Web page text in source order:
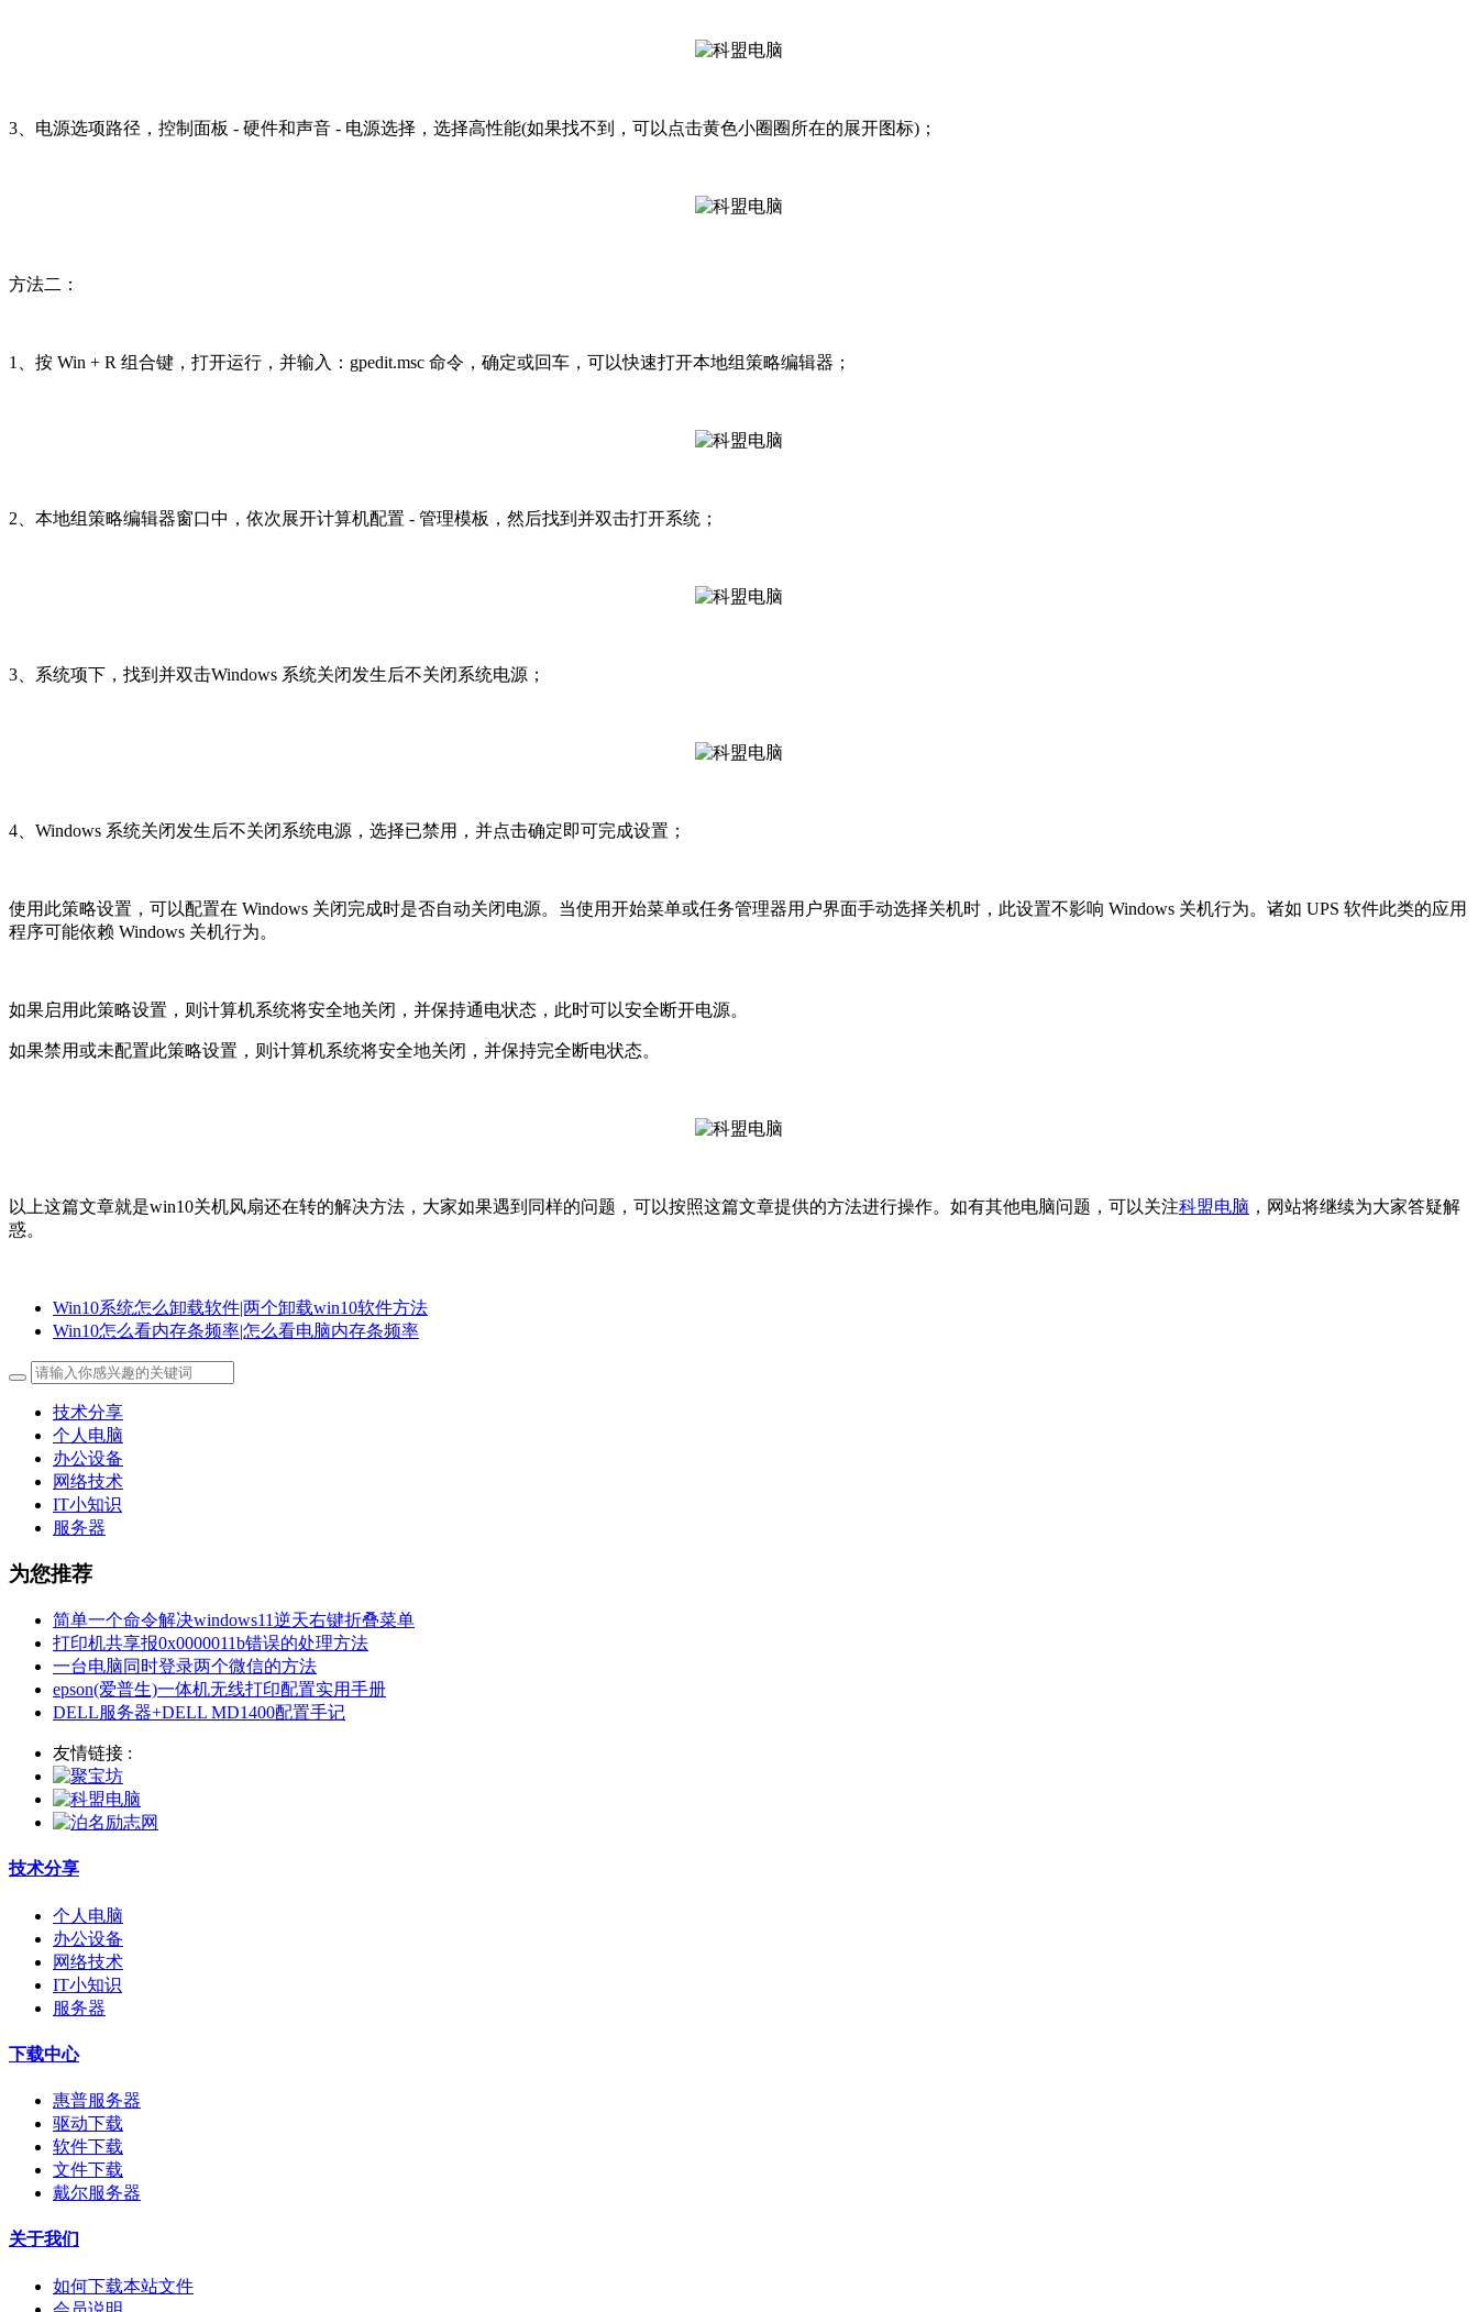
3、电源选项路径，控制面板 - 硬件和声音 - 电源选择，选择高性能(如果找不到，可以点击黄色小圈圈所在的展开图标)；
方法二：
1、按 Win + R 组合键，打开运行，并输入：gpedit.msc 命令，确定或回车，可以快速打开本地组策略编辑器；
2、本地组策略编辑器窗口中，依次展开计算机配置 - 管理模板，然后找到并双击打开系统；
3、系统项下，找到并双击Windows 系统关闭发生后不关闭系统电源；
4、Windows 系统关闭发生后不关闭系统电源，选择已禁用，并点击确定即可完成设置；
使用此策略设置，可以配置在 Windows 关闭完成时是否自动关闭电源。当使用开始菜单或任务管理器用户界面手动选择关机时，此设置不影响 Windows 关机行为。诸如 UPS 软件此类的应用
程序可能依赖 Windows 关机行为。
如果启用此策略设置，则计算机系统将安全地关闭，并保持通电状态，此时可以安全断开电源。
如果禁用或未配置此策略设置，则计算机系统将安全地关闭，并保持完全断电状态。
以上这篇文章就是win10关机风扇还在转的解决方法，大家如果遇到同样的问题，可以按照这篇文章提供的方法进行操作。如有其他电脑问题，可以关注科盟电脑 ，网站将继续为大家答疑解
惑。
Win10系统怎么卸载软件|两个卸载win10软件方法
Win10怎么看内存条频率|怎么看电脑内存条频率
技术分享
个人电脑
办公设备
网络技术
IT小知识
服务器
为您推荐
简单一个命令解决windows11逆天右键折叠菜单
打印机共享报0x0000011b错误的处理方法
一台电脑同时登录两个微信的方法
epson(爱普生)一体机无线打印配置实用手册
DELL服务器+DELL MD1400配置手记
友情链接 :
技术分享
个人电脑
办公设备
网络技术
IT小知识
服务器
下载中心
惠普服务器
驱动下载
软件下载
文件下载
戴尔服务器
关于我们
如何下载本站文件